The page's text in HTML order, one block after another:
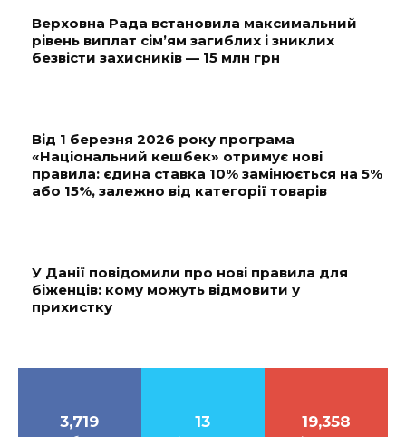
Верховна Рада встановила максимальний
рівень виплат сім’ям загиблих і зниклих
безвісти захисників — 15 млн грн
Від 1 березня 2026 року програма
«Національний кешбек» отримує нові
правила: єдина ставка 10% замінюється на 5%
або 15%, залежно від категорії товарів
У Данії повідомили про нові правила для
біженців: кому можуть відмовити у
прихистку
3,719 13 19,358